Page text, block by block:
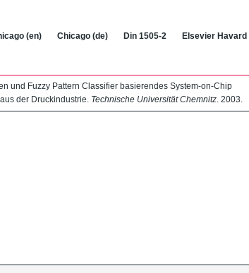
(en) Chicago (de) Din 1505-2 Elsevier Havard
und Fuzzy Pattern Classifier basierendes System-on-Chip
der Druckindustrie. Technische Universität Chemnitz . 2003.